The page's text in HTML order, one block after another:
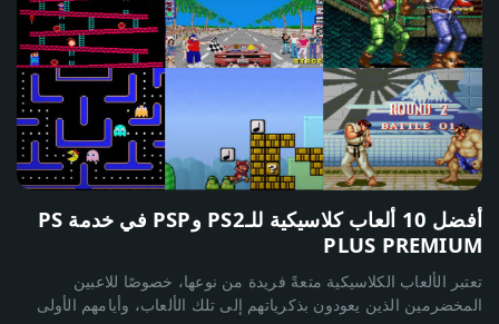
اللعبة: قصة مذهلة: تقدم Battlefield 1 قصصًا قصيرة مستوحاة من
الحرب العالمية الأولى، مما يجعلها أقرب لتجربة سينمائية ممتعة. تجربة
لعب جماعية ممتعة: الأطوار المتعددة مثل Conquest وOperations
توفر ساعات من التحدي مع الأصدقاء. الرسومات والصوتيات الواقعية:
من أصوات البنادق إلى الانفجارات، ستشعر وكأنك وسط ساحة
المعركة. تنوع البيئات: من الصحارى العربية إلى المدن الأوروبية التي
دُمرت بفعل الحرب، كل خريطة لها طابعها الخاص. السلبيات: قلة
الخيارات فيما يتعلق بتخصيص الأسلحة. مدة القصة قصيرة نسبيًا. هل
فريدة خاصة لعشاق الحروب التاريخية ومحبي ألعاب التصويب الجماعي.
الخيار الأمثل.
أفضل 10 ألعاب كلاسيكية للـPS2 وPSP في خدمة PS
PLUS PREMIUM
تعتبر الألعاب الكلاسيكية متعةً فريدة من نوعها، خصوصًا للاعبين
المخضرمين الذين يعودون بذكرياتهم إلى تلك الألعاب، وأيامهم الأولى